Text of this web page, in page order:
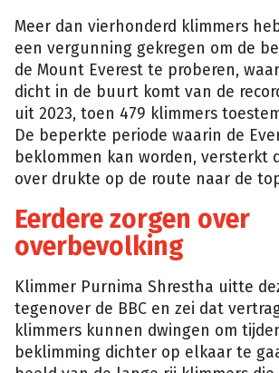
Meer dan vierhonderd klimmers
een vergunning gekregen om de
de Mount Everest te proberen,
dicht in de buurt komt van de
uit 2023, toen 479 klimmers
De beperkte periode waarin de
beklommen kan worden, versterkt
over drukte op de route naar de
Eerdere zorgen over
overbevolking
Klimmer Purnima Shrestha uitte
tegenover de BBC en zei dat
klimmers kunnen dwingen om
beklimming dichter op elkaar te